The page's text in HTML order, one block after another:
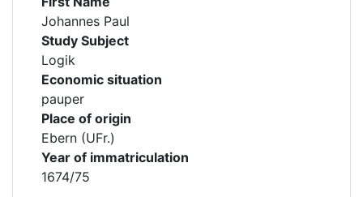
Johannes Paul
Study Subject
Logik
Economic situation
pauper
Place of origin
Ebern (UFr.)
Year of immatriculation
1674/75